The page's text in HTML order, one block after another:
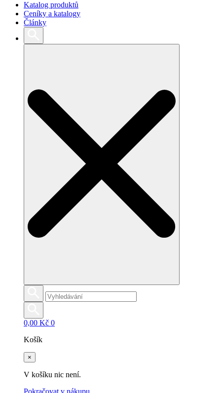
Katalog produktů
Ceníky a katalogy
Články
Search
0,00 Kč 0
Košík
×
V košíku nic není.
Pokračovat v nákupu